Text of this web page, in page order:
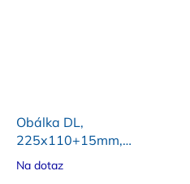
Obálka DL,
225x110+15mm,
Documents Enclosed na
Na dotaz